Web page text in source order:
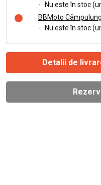
-
Nu este în stoc
BBMoto Câmpulung
-
Nu este în stoc
Detalii de